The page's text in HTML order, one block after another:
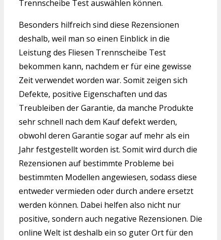
Trennscheibe Test auswählen können.
Besonders hilfreich sind diese Rezensionen
deshalb, weil man so einen Einblick in die
Leistung des Fliesen Trennscheibe Test
bekommen kann, nachdem er für eine gewisse
Zeit verwendet worden war. Somit zeigen sich
Defekte, positive Eigenschaften und das
Treubleiben der Garantie, da manche Produkte
sehr schnell nach dem Kauf defekt werden,
obwohl deren Garantie sogar auf mehr als ein
Jahr festgestellt worden ist. Somit wird durch die
Rezensionen auf bestimmte Probleme bei
bestimmten Modellen angewiesen, sodass diese
entweder vermieden oder durch andere ersetzt
werden können. Dabei helfen also nicht nur
positive, sondern auch negative Rezensionen. Die
online Welt ist deshalb ein so guter Ort für den